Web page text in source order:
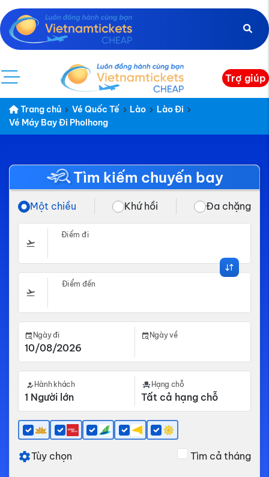
Trợ giúp
Trang chủ Vé Quốc Tế Lào
Lào Đi
Vé Máy Bay Đi Pholhong
Tìm kiếm chuyến bay
Một chiều Khứ hồi Đa chặng
Điểm đi
Điểm đến
Ngày đi Ngày về
Hành khách Hạng chỗ
Tùy chọn Tìm cả tháng